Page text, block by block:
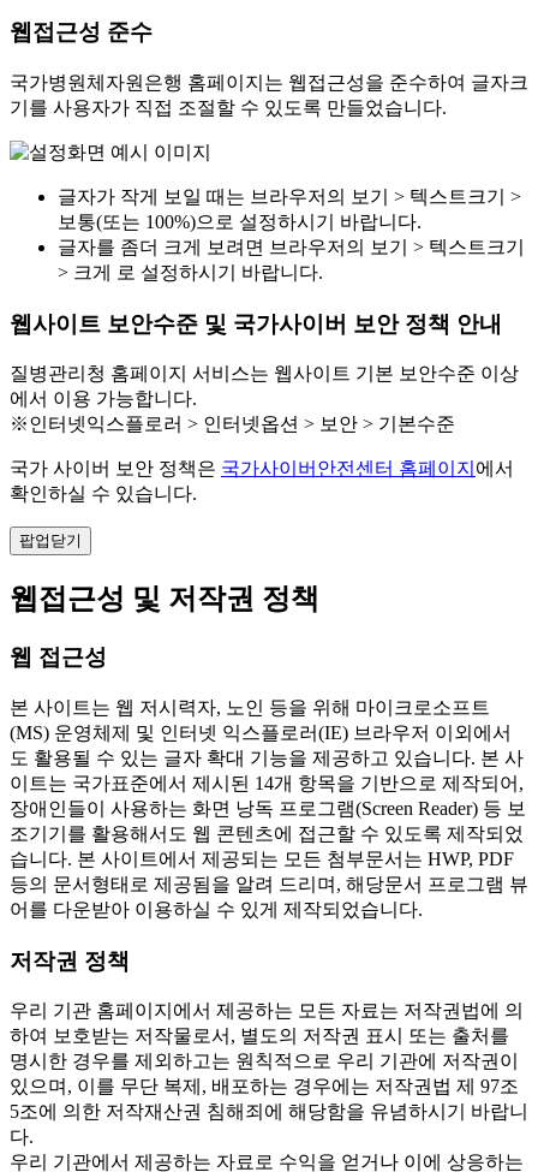
웹접근성 준수
국가병원체자원은행 홈페이지는 웹접근성을 준수하여 글자크
기를 사용자가 직접 조절할 수 있도록 만들었습니다.
글자가 작게 보일 때는 브라우저의 보기 > 텍스트크기 >
보통(또는 100%)으로 설정하시기 바랍니다.
글자를 좀더 크게 보려면 브라우저의 보기 > 텍스트크기
> 크게 로 설정하시기 바랍니다.
웹사이트 보안수준 및 국가사이버 보안 정책 안내
질병관리청 홈페이지 서비스는 웹사이트 기본 보안수준 이상
에서 이용 가능합니다.
※인터넷익스플로러 > 인터넷옵션 > 보안 > 기본수준
국가 사이버 보안 정책은 국가사이버안전센터 홈페이지 에서
확인하실 수 있습니다.
팝업닫기
웹접근성 및 저작권 정책
웹 접근성
본 사이트는 웹 저시력자, 노인 등을 위해 마이크로소프트
(MS) 운영체제 및 인터넷 익스플로러(IE) 브라우저 이외에서
도 활용될 수 있는 글자 확대 기능을 제공하고 있습니다. 본 사
이트는 국가표준에서 제시된 14개 항목을 기반으로 제작되어,
장애인들이 사용하는 화면 낭독 프로그램(Screen Reader) 등 보
조기기를 활용해서도 웹 콘텐츠에 접근할 수 있도록 제작되었
습니다. 본 사이트에서 제공되는 모든 첨부문서는 HWP, PDF
등의 문서형태로 제공됨을 알려 드리며, 해당문서 프로그램 뷰
어를 다운받아 이용하실 수 있게 제작되었습니다.
저작권 정책
우리 기관 홈페이지에서 제공하는 모든 자료는 저작권법에 의
하여 보호받는 저작물로서, 별도의 저작권 표시 또는 출처를
명시한 경우를 제외하고는 원칙적으로 우리 기관에 저작권이
있으며, 이를 무단 복제, 배포하는 경우에는 저작권법 제 97조
5조에 의한 저작재산권 침해죄에 해당함을 유념하시기 바랍니
다.
우리 기관에서 제공하는 자료로 수익을 얻거나 이에 상응하는